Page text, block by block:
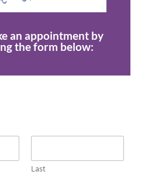
an appointment by
the form below:
Last